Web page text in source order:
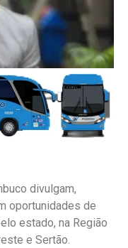
divulgam,
oportunidades de
estado, na Região
e Sertão.